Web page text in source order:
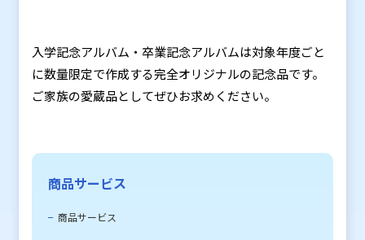
入学記念アルバム・卒業記念アルバムは対象年度ごと
に数量限定で作成する完全オリジナルの記念品です。
ご家族の愛蔵品としてぜひお求めください。
商品サービス
商品サービス